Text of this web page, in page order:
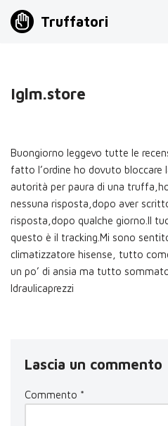
Truffatori
Iglm.store
Buongiorno leggevo tutte le
fatto l’ordine ho dovuto bloccare
autorità per paura di una
nessuna risposta,dopo aver
risposta,dopo qualche giorno.Il
questo è il tracking.Mi sono
climatizzatore hisense, tutto
un po’ di ansia ma tutto
Idraulicaprezzi
Lascia un commento
Commento *